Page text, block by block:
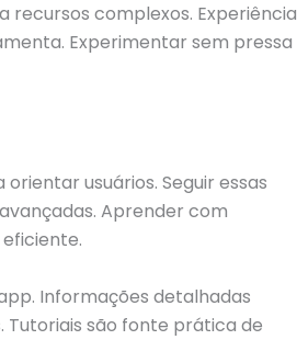
recursos complexos. Experiência
Experimentar sem pressa
usuários. Seguir essas
Aprender com
Informações detalhadas
Tutoriais são fonte prática de